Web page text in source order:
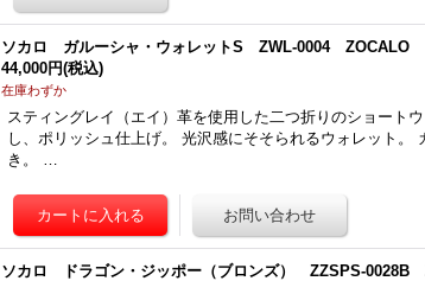
ソカロ ガルーシャ・ウォレットS ZWL-0004 ZOCALO
44,000円(税込)
在庫わずか
スティングレイ（エイ）革を使用した二つ折りのショート
し、ポリッシュ仕上げ。 光沢感にそそられるウォレット。
き。 …
ソカロ ドラゴン・ジッポー（ブロンズ） ZZSPS-